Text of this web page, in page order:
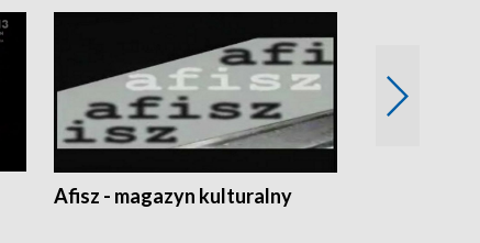
Afisz - magazyn kulturalny